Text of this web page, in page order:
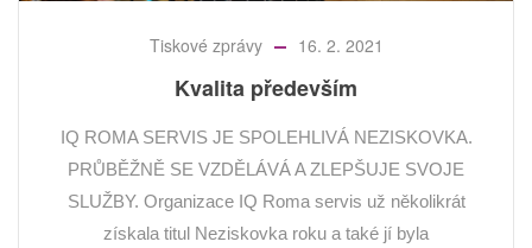
Tiskové zprávy 16. 2. 2021
Kvalita především
IQ ROMA SERVIS JE SPOLEHLIVÁ NEZISKOVKA.
PRŮBĚŽNĚ SE VZDĚLÁVÁ A ZLEPŠUJE SVOJE
SLUŽBY. Organizace IQ Roma servis už několikrát
získala titul Neziskovka roku a také jí byla